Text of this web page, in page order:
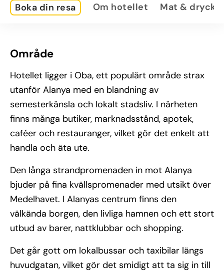
Boka din resa Om hotellet Mat & dryck
Område
Hotellet ligger i Oba, ett populärt område strax
utanför Alanya med en blandning av
semesterkänsla och lokalt stadsliv. I närheten
finns många butiker, marknadsstånd, apotek,
caféer och restauranger, vilket gör det enkelt att
handla och äta ute.
Den långa strandpromenaden in mot Alanya
bjuder på fina kvällspromenader med utsikt över
Medelhavet. I Alanyas centrum finns den
välkända borgen, den livliga hamnen och ett stort
utbud av barer, nattklubbar och shopping.
Det går gott om lokalbussar och taxibilar längs
huvudgatan, vilket gör det smidigt att ta sig in till